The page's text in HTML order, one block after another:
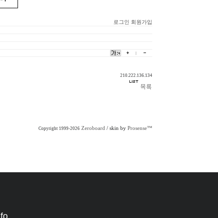
로그인 회원가입
210.222.136.134
Copyright 1999-2026 Zeroboard / skin by Prosense™